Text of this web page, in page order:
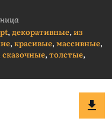
,декоративные,из
,красивые,массивные,
сказочные,толстые,